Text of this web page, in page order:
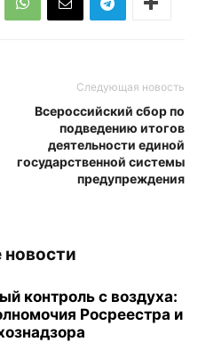
Следующая новость
Всероссийский сбор по
подведению итогов
деятельности единой
государственной системы
предупреждения
контроль с воздуха:
Росреестра и